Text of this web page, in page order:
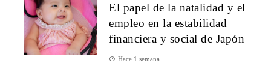
El papel de la natalidad y el
empleo en la estabilidad
financiera y social de Japón
Hace 1 semana